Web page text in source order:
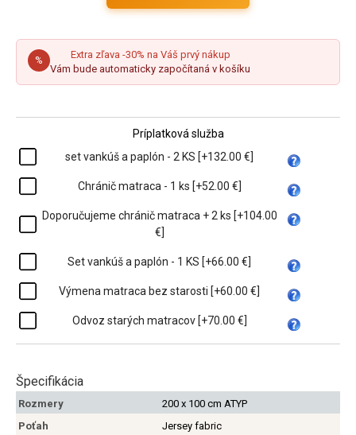
%
Extra zľava -30% na Váš prvý nákup
Vám bude automaticky započítaná v košíku
Príplatková služba
set vankúš a paplón - 2 KS [+132.00 €]
Chránič matraca - 1 ks [+52.00 €]
Doporučujeme chránič matraca + 2 ks [+104.00
€]
Set vankúš a paplón - 1 KS [+66.00 €]
Výmena matraca bez starosti [+60.00 €]
Odvoz starých matracov [+70.00 €]
Špecifikácia
Rozmery
200 x 100 cm ATYP
Poťah
Jersey fabric